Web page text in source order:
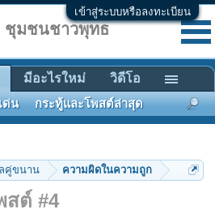
เข้าสู่ระบบหรือลงทะเบียน
คู่ขนาน ความผิดในความถูก
สต์ #4
ชุมชนชาวพุทธ
ด่น กระทู้และโพสต์ล่าสุด
มีอะไรใหม่ วิดีโอ